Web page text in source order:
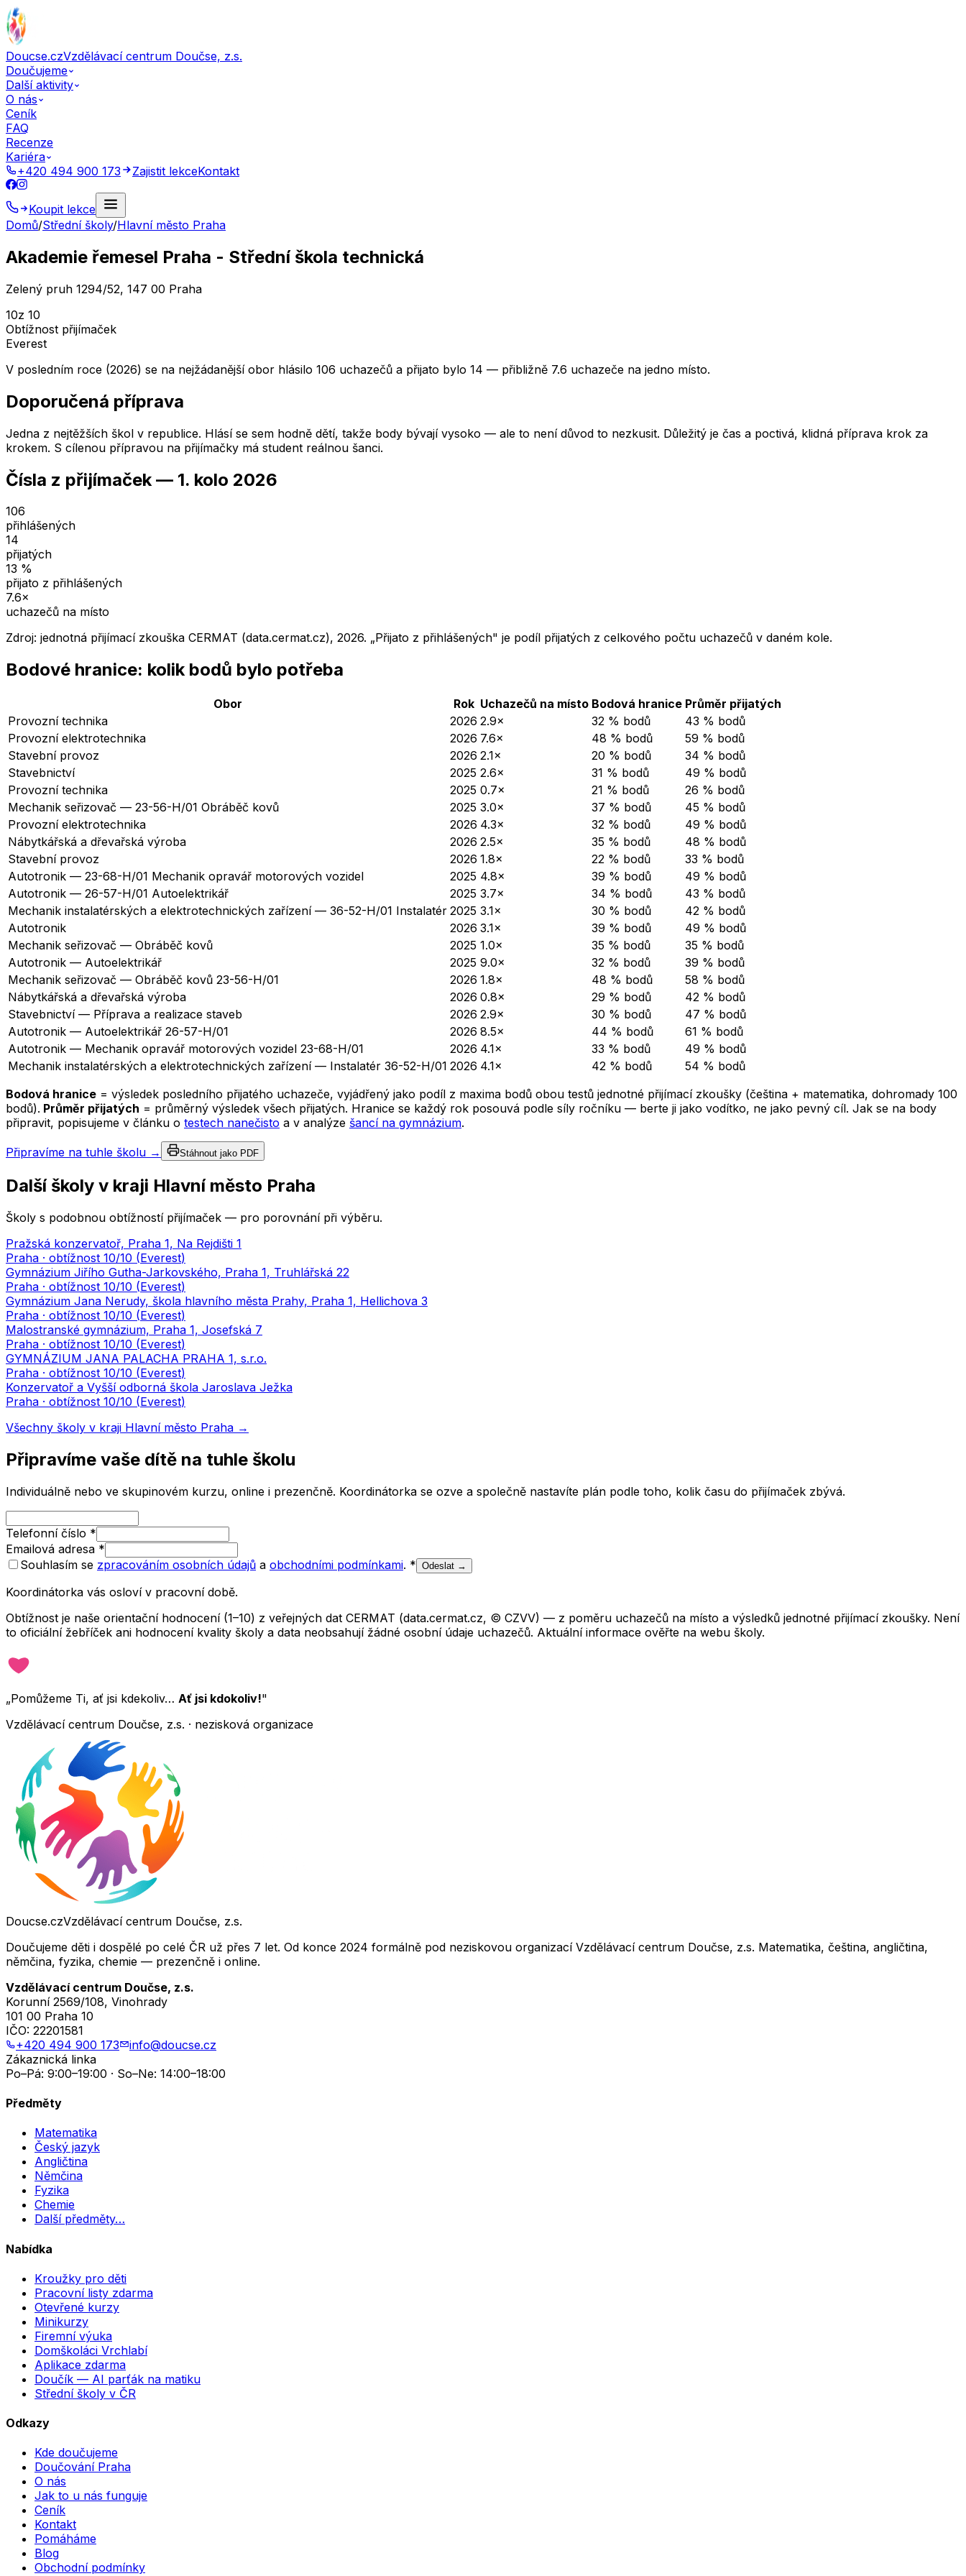
Doucse.czVzdělávací centrum Doučse, z.s.
Doučujeme
Další aktivity
O nás
Ceník
FAQ
Recenze
Kariéra
+420 494 900 173
Zajistit lekceKontakt
Koupit lekce
Domů/Střední školy/Hlavní město Praha
Akademie řemesel Praha - Střední škola technická
Zelený pruh 1294/52, 147 00 Praha
10z 10
Obtížnost přijímaček
Everest
V posledním roce (2026) se na nejžádanější obor hlásilo 106 uchazečů a přijato bylo 14 — přibližně 7.6 uchazeče na jedno místo.
Doporučená příprava
Jedna z nejtěžších škol v republice. Hlásí se sem hodně dětí, takže body bývají vysoko — ale to není důvod to nezkusit. Důležitý je čas a poctivá, klidná příprava krok za
krokem. S cílenou přípravou na přijímačky má student reálnou šanci.
Čísla z přijímaček — 1. kolo 2026
106
přihlášených
14
přijatých
13 %
přijato z přihlášených
7.6×
uchazečů na místo
Zdroj: jednotná přijímací zkouška CERMAT (data.cermat.cz), 2026. „Přijato z přihlášených" je podíl přijatých z celkového počtu uchazečů v daném kole.
Bodové hranice: kolik bodů bylo potřeba
Obor Rok Uchazečů na místo Bodová hranice Průměr přijatých
Provozní technika
2026 2.9× 32 % bodů
43 % bodů
Provozní elektrotechnika
2026 7.6× 48 % bodů
59 % bodů
Stavební provoz
2026 2.1× 20 % bodů
34 % bodů
Stavebnictví
2025 2.6× 31 % bodů
49 % bodů
Provozní technika
2025 0.7× 21 % bodů
26 % bodů
Mechanik seřizovač — 23-56-H/01 Obráběč kovů
2025 3.0× 37 % bodů
45 % bodů
Provozní elektrotechnika
2026 4.3× 32 % bodů
49 % bodů
Nábytkářská a dřevařská výroba
2026 2.5× 35 % bodů
48 % bodů
Stavební provoz
2026 1.8× 22 % bodů
33 % bodů
Autotronik — 23-68-H/01 Mechanik opravář motorových vozidel
2025 4.8× 39 % bodů
49 % bodů
Autotronik — 26-57-H/01 Autoelektrikář
2025 3.7× 34 % bodů
43 % bodů
Mechanik instalatérských a elektrotechnických zařízení — 36-52-H/01 Instalatér 2025 3.1× 30 % bodů
42 % bodů
Autotronik
2026 3.1× 39 % bodů
49 % bodů
Mechanik seřizovač — Obráběč kovů
2025 1.0× 35 % bodů
35 % bodů
Autotronik — Autoelektrikář
2025 9.0× 32 % bodů
39 % bodů
Mechanik seřizovač — Obráběč kovů 23-56-H/01
2026 1.8× 48 % bodů
58 % bodů
Nábytkářská a dřevařská výroba
2026 0.8× 29 % bodů
42 % bodů
Stavebnictví — Příprava a realizace staveb
2026 2.9× 30 % bodů
47 % bodů
Autotronik — Autoelektrikář 26-57-H/01
2026 8.5× 44 % bodů
61 % bodů
Autotronik — Mechanik opravář motorových vozidel 23-68-H/01
2026 4.1× 33 % bodů
49 % bodů
Mechanik instalatérských a elektrotechnických zařízení — Instalatér 36-52-H/01 2026 4.1× 42 % bodů
54 % bodů
Bodová hranice = výsledek posledního přijatého uchazeče, vyjádřený jako podíl z maxima bodů obou testů jednotné přijímací zkoušky (čeština + matematika, dohromady 100
bodů). Průměr přijatých = průměrný výsledek všech přijatých. Hranice se každý rok posouvá podle síly ročníku — berte ji jako vodítko, ne jako pevný cíl. Jak se na body
připravit, popisujeme v článku o testech nanečisto a v analýze šancí na gymnázium.
Připravíme na tuhle školu → Stáhnout jako PDF
Další školy v kraji Hlavní město Praha
Školy s podobnou obtížností přijímaček — pro porovnání při výběru.
Pražská konzervatoř, Praha 1, Na Rejdišti 1
Praha · obtížnost 10/10 (Everest)
Gymnázium Jiřího Gutha-Jarkovského, Praha 1, Truhlářská 22
Praha · obtížnost 10/10 (Everest)
Gymnázium Jana Nerudy, škola hlavního města Prahy, Praha 1, Hellichova 3
Praha · obtížnost 10/10 (Everest)
Malostranské gymnázium, Praha 1, Josefská 7
Praha · obtížnost 10/10 (Everest)
GYMNÁZIUM JANA PALACHA PRAHA 1, s.r.o.
Praha · obtížnost 10/10 (Everest)
Konzervatoř a Vyšší odborná škola Jaroslava Ježka
Praha · obtížnost 10/10 (Everest)
Všechny školy v kraji Hlavní město Praha →
Připravíme vaše dítě na tuhle školu
Individuálně nebo ve skupinovém kurzu, online i prezenčně. Koordinátorka se ozve a společně nastavíte plán podle toho, kolik času do přijímaček zbývá.
Telefonní číslo *
Emailová adresa *
Souhlasím se zpracováním osobních údajů a obchodními podmínkami. * Odeslat →
Koordinátorka vás osloví v pracovní době.
Obtížnost je naše orientační hodnocení (1–10) z veřejných dat CERMAT (data.cermat.cz, © CZVV) — z poměru uchazečů na místo a výsledků jednotné přijímací zkoušky. Není
to oficiální žebříček ani hodnocení kvality školy a data neobsahují žádné osobní údaje uchazečů. Aktuální informace ověřte na webu školy.
„Pomůžeme Ti, ať jsi kdekoliv… Ať jsi kdokoliv!"
Vzdělávací centrum Doučse, z.s. · nezisková organizace
Doucse.czVzdělávací centrum Doučse, z.s.
Doučujeme děti i dospělé po celé ČR už přes 7 let. Od konce 2024 formálně pod neziskovou organizací Vzdělávací centrum Doučse, z.s. Matematika, čeština, angličtina,
němčina, fyzika, chemie — prezenčně i online.
Vzdělávací centrum Doučse, z.s.
Korunní 2569/108, Vinohrady
101 00 Praha 10
IČO: 22201581
+420 494 900 173
info@doucse.cz
Zákaznická linka
Po–Pá: 9:00–19:00 · So–Ne: 14:00–18:00
Předměty
Matematika
Český jazyk
Angličtina
Němčina
Fyzika
Chemie
Další předměty…
Nabídka
Kroužky pro děti
Pracovní listy zdarma
Otevřené kurzy
Minikurzy
Firemní výuka
Domškoláci Vrchlabí
Aplikace zdarma
Doučík — AI parťák na matiku
Střední školy v ČR
Odkazy
Kde doučujeme
Doučování Praha
O nás
Jak to u nás funguje
Ceník
Kontakt
Pomáháme
Blog
Obchodní podmínky